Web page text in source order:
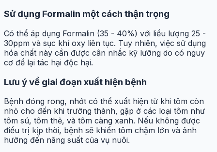
Sử dụng Formalin một cách thận trọng
Có thể áp dụng Formalin (35 - 40%) với liều lượng 25 -
30ppm và sục khí oxy liên tục. Tuy nhiên, việc sử dụng
hóa chất này cần được cân nhắc kỹ lưỡng do có nguy
cơ để lại tác hại độc hại.
Lưu ý về giai đoạn xuất hiện bệnh
Bệnh đóng rong, nhớt có thể xuất hiện từ khi tôm còn
nhỏ cho đến khi trưởng thành, gặp ở các loại tôm như
tôm sú, tôm thẻ, và tôm càng xanh. Nếu không được
điều trị kịp thời, bệnh sẽ khiến tôm chậm lớn và ảnh
hưởng đến năng suất của vụ nuôi.